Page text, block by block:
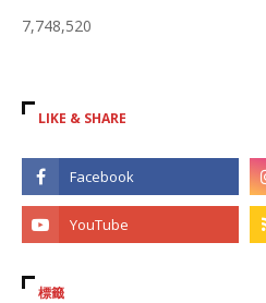
7,748,520
LIKE & SHARE
標籤